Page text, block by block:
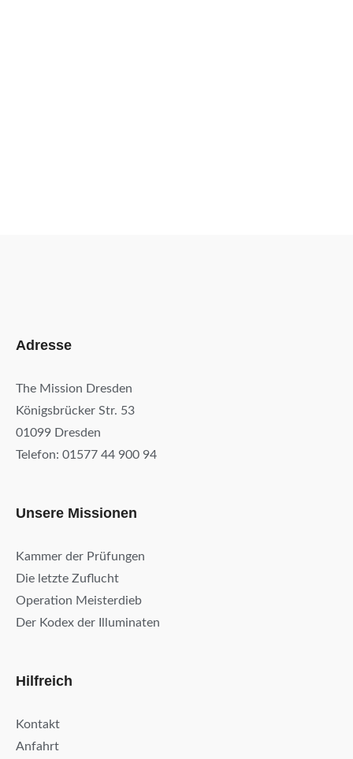
Adresse
The Mission Dresden
Königsbrücker Str. 53
01099 Dresden
Telefon: 01577 44 900 94
Unsere Missionen
Kammer der Prüfungen
Die letzte Zuflucht
Operation Meisterdieb
Der Kodex der Illuminaten
Hilfreich
Kontakt
Anfahrt